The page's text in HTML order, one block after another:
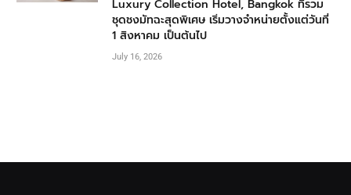
Luxury Collection Hotel, Bangkok ที่รวม
ชุดชงมัทฉะสุดพิเศษ เริ่มวางจำหน่ายตั้งแต่วันที่
1 สิงหาคม เป็นต้นไป
July 16, 2026